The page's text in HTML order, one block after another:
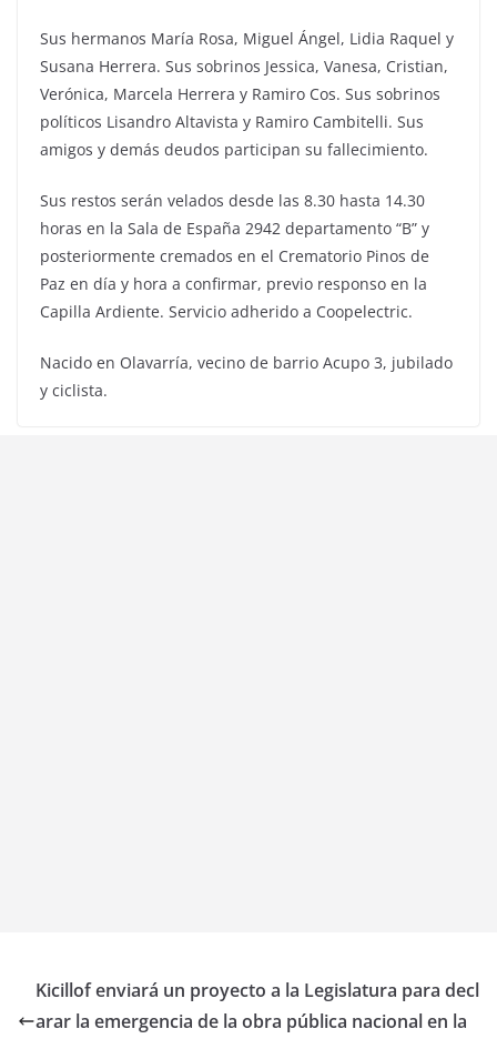
Sus hermanos María Rosa, Miguel Ángel, Lidia Raquel y
Susana Herrera. Sus sobrinos Jessica, Vanesa, Cristian,
Verónica, Marcela Herrera y Ramiro Cos. Sus sobrinos
políticos Lisandro Altavista y Ramiro Cambitelli. Sus
amigos y demás deudos participan su fallecimiento.
Sus restos serán velados desde las 8.30 hasta 14.30
horas en la Sala de España 2942 departamento “B” y
posteriormente cremados en el Crematorio Pinos de
Paz en día y hora a confirmar, previo responso en la
Capilla Ardiente. Servicio adherido a Coopelectric.
Nacido en Olavarría, vecino de barrio Acupo 3, jubilado
y ciclista.
Kicillof enviará un proyecto a la Legislatura para decl
arar la emergencia de la obra pública nacional en la